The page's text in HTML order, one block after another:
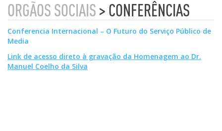
ORGÃOS SOCIAIS > CONFERÊNCIAS
Conferencia Internacional – O Futuro do Serviço Público de
Media
Link de acesso direto à gravação da Homenagem ao Dr.
Manuel Coelho da Silva